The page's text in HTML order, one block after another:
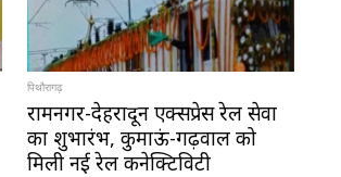
पिथौरागढ़
रामनगर-देहरादून एक्सप्रेस रेल सेवा
का शुभारंभ, कुमाऊं-गढ़वाल को
मिली नई रेल कनेक्टिविटी